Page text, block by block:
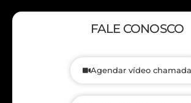
FALE CONOSCO
Agendar vídeo chamada